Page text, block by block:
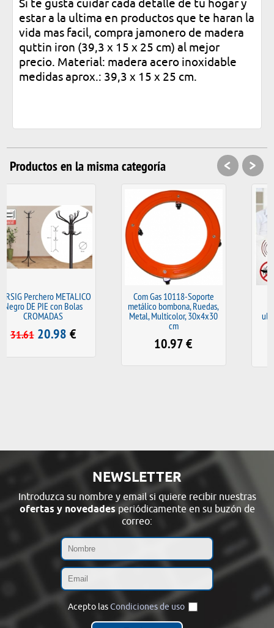
Si te gusta cuidar cada detalle de tu hogar y
estar a la ultima en productos que te haran la
vida mas facil, compra jamonero de madera
quttin iron (39,3 x 15 x 25 cm) al mejor
precio. Material: madera acero inoxidable
medidas aprox.: 39,3 x 15 x 25 cm.
Productos en la misma categoría
Com Gas 10118-Soporte
metálico bombona, Ruedas,
Metal, Multicolor, 30x4x30
Pest Reject repelente
,Control de plagas
ultrasónicos de insectos y
< >
NEWSLETTER
Introduzca su nombre y email si quiere recibir nuestras
ofertas y novedades periódicamente en su buzón de
correo:
Acepto lasCondiciones de uso